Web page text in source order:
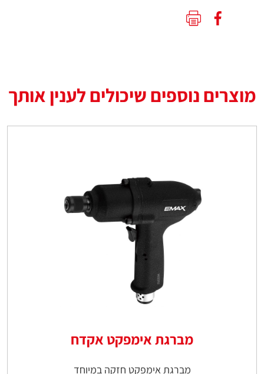
מוצרים נוספים שיכולים לענין אותך
מברגת אימפקט אקדח
מברגת אימפקט חזקה במיוחד